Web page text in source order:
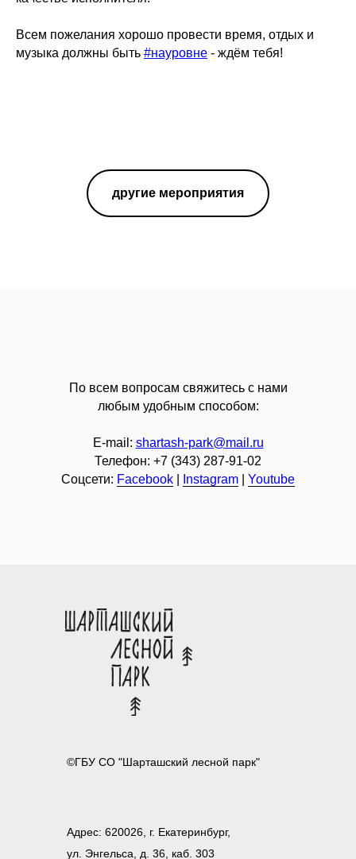
Всем пожелания хорошо провести время, отдых и
музыка должны быть #науровне - ждём тебя!
другие мероприятия
По всем вопросам свяжитесь с нами
любым удобным способом:
E-mail: shartash-park@mail.ru
Телефон: +7 (343) 287-91-02
Соцсети: Facebook Instagram Youtube
©ГБУ СО "Шарташский лесной парк"
Адрес: 620026, г. Екатеринбург,
ул. Энгельса, д. 36, каб. 303